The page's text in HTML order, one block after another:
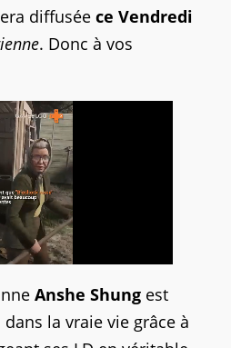
diffusée ce Vendredi
. Donc à vos
Anshe Shung est
dans la vraie vie grâce à